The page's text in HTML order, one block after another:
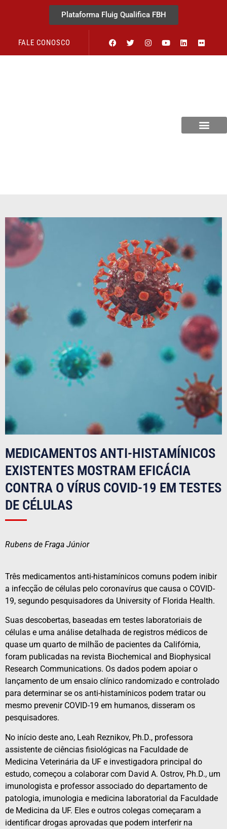
Plataforma Fluig Qualifica FBH
FALE CONOSCO
MEDICAMENTOS ANTI-HISTAMÍNICOS
EXISTENTES MOSTRAM EFICÁCIA
CONTRA O VÍRUS COVID-19 EM TESTES
DE CÉLULAS
Rubens de Fraga Júnior
Três medicamentos anti-histamínicos comuns podem inibir
a infecção de células pelo coronavírus que causa o COVID-
19, segundo pesquisadores da University of Florida Health.
Suas descobertas, baseadas em testes laboratoriais de
células e uma análise detalhada de registros médicos de
quase um quarto de milhão de pacientes da Califórnia,
foram publicadas na revista Biochemical and Biophysical
Research Communications. Os dados podem apoiar o
lançamento de um ensaio clínico randomizado e controlado
para determinar se os anti-histamínicos podem tratar ou
mesmo prevenir COVID-19 em humanos, disseram os
pesquisadores.
No início deste ano, Leah Reznikov, Ph.D., professora
assistente de ciências fisiológicas na Faculdade de
Medicina Veterinária da UF e investigadora principal do
estudo, começou a colaborar com David A. Ostrov, Ph.D., um
imunologista e professor associado do departamento de
patologia, imunologia e medicina laboratorial da Faculdade
de Medicina da UF. Eles e outros colegas começaram a
identificar drogas aprovadas que podem interferir na